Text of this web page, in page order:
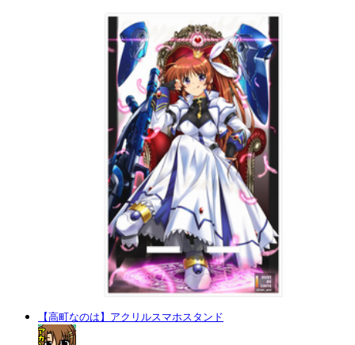
【高町なのは】アクリルスマホスタンド